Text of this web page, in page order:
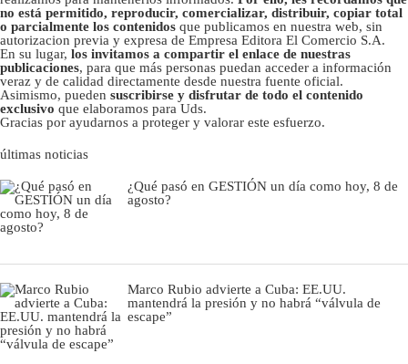
no está permitido, reproducir, comercializar, distribuir, copiar total
o parcialmente los contenidos que publicamos en nuestra web, sin
autorizacion previa y expresa de Empresa Editora El Comercio S.A.
En su lugar, los invitamos a compartir el enlace de nuestras
publicaciones, para que más personas puedan acceder a información
veraz y de calidad directamente desde nuestra fuente oficial.
Asimismo, pueden suscribirse y disfrutar de todo el contenido
exclusivo que elaboramos para Uds.
Gracias por ayudarnos a proteger y valorar este esfuerzo.
últimas noticias
¿Qué pasó en GESTIÓN un día como hoy, 8 de
agosto?
Marco Rubio advierte a Cuba: EE.UU.
mantendrá la presión y no habrá “válvula de
escape”